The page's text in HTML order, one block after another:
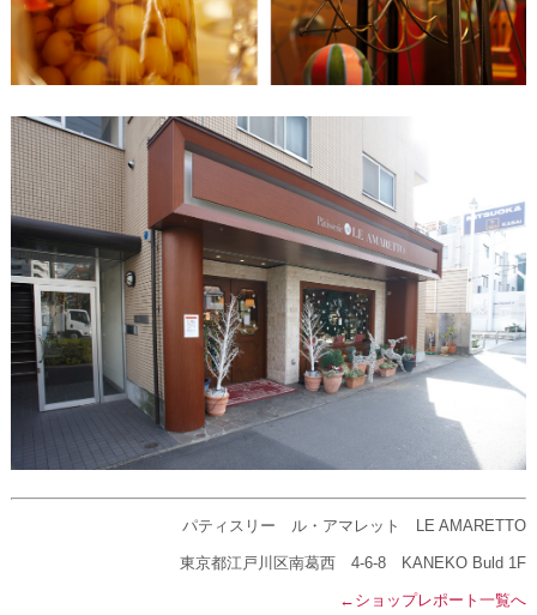
パティスリー ル・アマレット LE AMARETTO
東京都江戸川区南葛西 4-6-8 KANEKO Buld 1F
←ショップレポート一覧へ